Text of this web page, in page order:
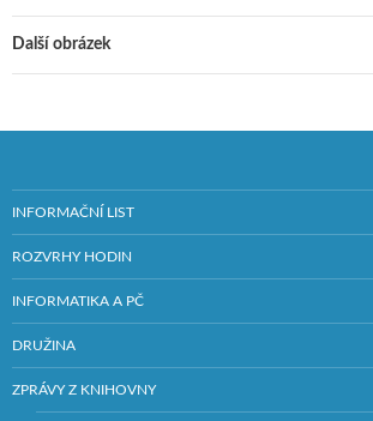
Další obrázek
INFORMAČNÍ LIST
ROZVRHY HODIN
INFORMATIKA A PČ
DRUŽINA
ZPRÁVY Z KNIHOVNY